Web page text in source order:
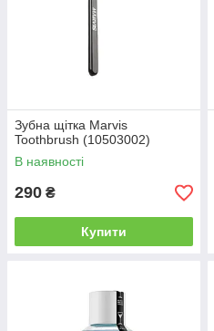
Зубна щітка Marvis
Toothbrush (10503002)
В наявності
290 ₴
Купити